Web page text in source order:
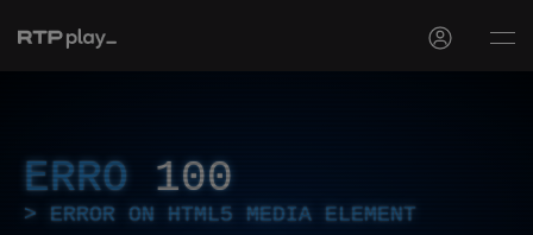
ERRO 100
ERROR ON HTML5 MEDIA ELEMENT